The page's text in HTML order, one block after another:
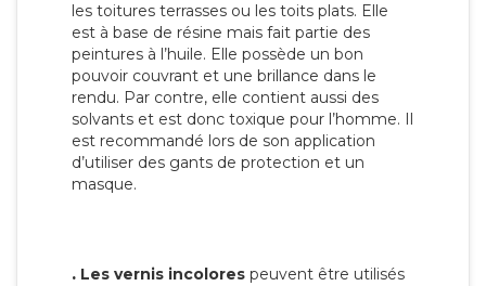
les toitures terrasses ou les toits plats. Elle
est à base de résine mais fait partie des
peintures à l’huile. Elle possède un bon
pouvoir couvrant et une brillance dans le
rendu. Par contre, elle contient aussi des
solvants et est donc toxique pour l’homme. Il
est recommandé lors de son application
d’utiliser des gants de protection et un
masque.
. Les vernis incolores peuvent être utilisés